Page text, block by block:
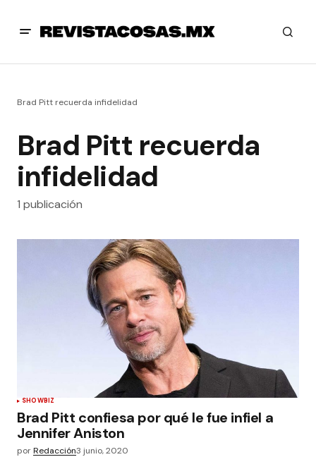
Brad Pitt recuerda infidelidad
Brad Pitt recuerda
infidelidad
1 publicación
SHOWBIZ
Brad Pitt confiesa por qué le fue infiel a
Jennifer Aniston
porRedacción3 junio, 2020